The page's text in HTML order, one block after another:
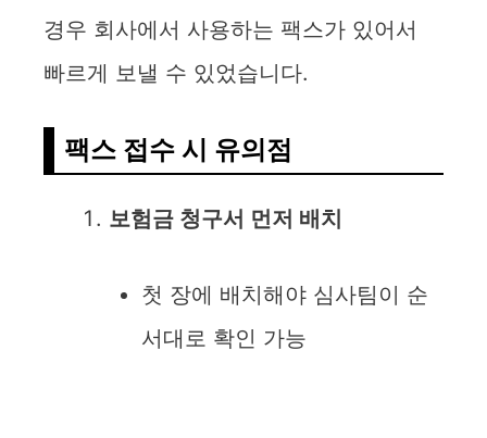
경우 회사에서 사용하는 팩스가 있어서
빠르게 보낼 수 있었습니다.
팩스 접수 시 유의점
보험금 청구서 먼저 배치
첫 장에 배치해야 심사팀이 순
서대로 확인 가능